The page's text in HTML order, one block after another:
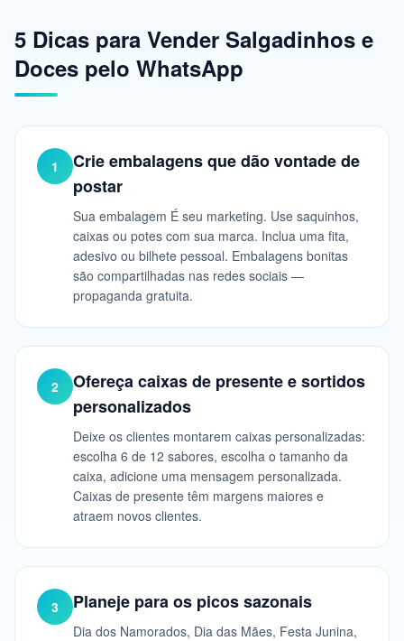
5 Dicas para Vender Salgadinhos e
Doces pelo WhatsApp
1
Crie embalagens que dão vontade de
postar
Sua embalagem É seu marketing. Use saquinhos,
caixas ou potes com sua marca. Inclua uma fita,
adesivo ou bilhete pessoal. Embalagens bonitas
são compartilhadas nas redes sociais —
propaganda gratuita.
2
Ofereça caixas de presente e sortidos
personalizados
Deixe os clientes montarem caixas personalizadas:
escolha 6 de 12 sabores, escolha o tamanho da
caixa, adicione uma mensagem personalizada.
Caixas de presente têm margens maiores e
atraem novos clientes.
3 Planeje para os picos sazonais
Dia dos Namorados, Dia das Mães, Festa Junina,